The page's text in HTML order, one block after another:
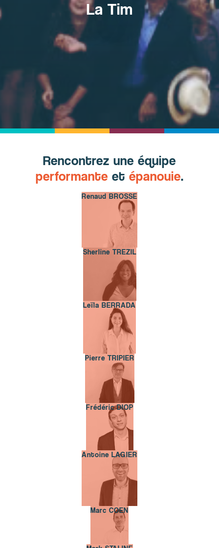
La Tim
Rencontrez une équipe
performante et épanouie.
Renaud BROSSE
Renaud BROSSE
Sherline TREZIL
Leïla BERRADA
Leïla BERRADA
Pierre TRIPIER
Pierre TRIPIER
Frédéric DIOP
Frédéric DIOP
Antoine LAGIER
Antoine LAGIER
Marc COEN
Marc COEN